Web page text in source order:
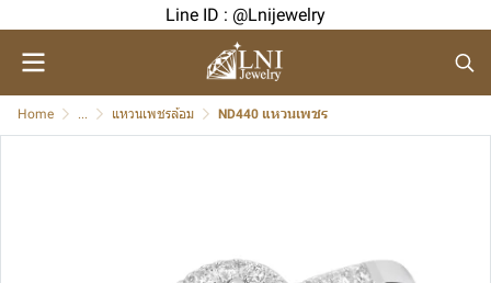
Line ID : @Lnijewelry
Home ... แหวนเพชรล้อม ND440 แหวนเพชร